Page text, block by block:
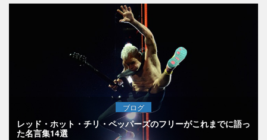
ブログ
レッド・ホット・チリ・ペッパーズのフリーがこれまでに語っ
た名言集14選